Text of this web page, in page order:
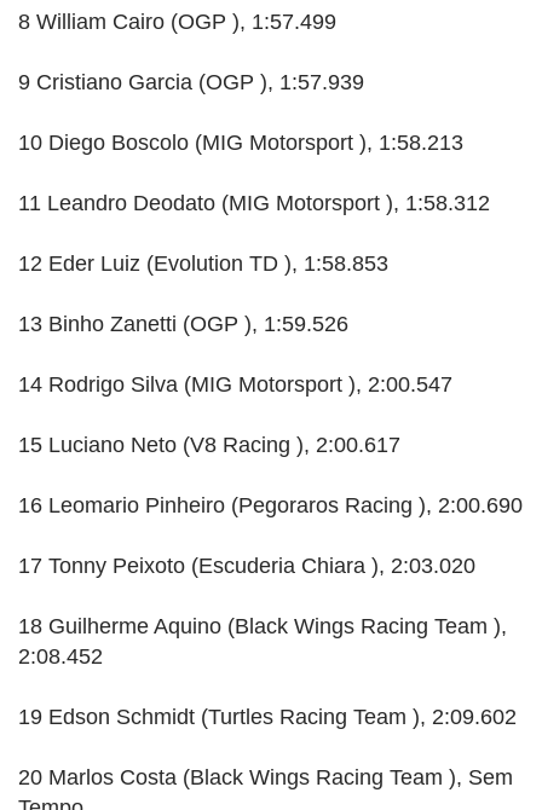
8 William Cairo (OGP ), 1:57.499
9 Cristiano Garcia (OGP ), 1:57.939
10 Diego Boscolo (MIG Motorsport ), 1:58.213
11 Leandro Deodato (MIG Motorsport ), 1:58.312
12 Eder Luiz (Evolution TD ), 1:58.853
13 Binho Zanetti (OGP ), 1:59.526
14 Rodrigo Silva (MIG Motorsport ), 2:00.547
15 Luciano Neto (V8 Racing ), 2:00.617
16 Leomario Pinheiro (Pegoraros Racing ), 2:00.690
17 Tonny Peixoto (Escuderia Chiara ), 2:03.020
18 Guilherme Aquino (Black Wings Racing Team ),
2:08.452
19 Edson Schmidt (Turtles Racing Team ), 2:09.602
20 Marlos Costa (Black Wings Racing Team ), Sem